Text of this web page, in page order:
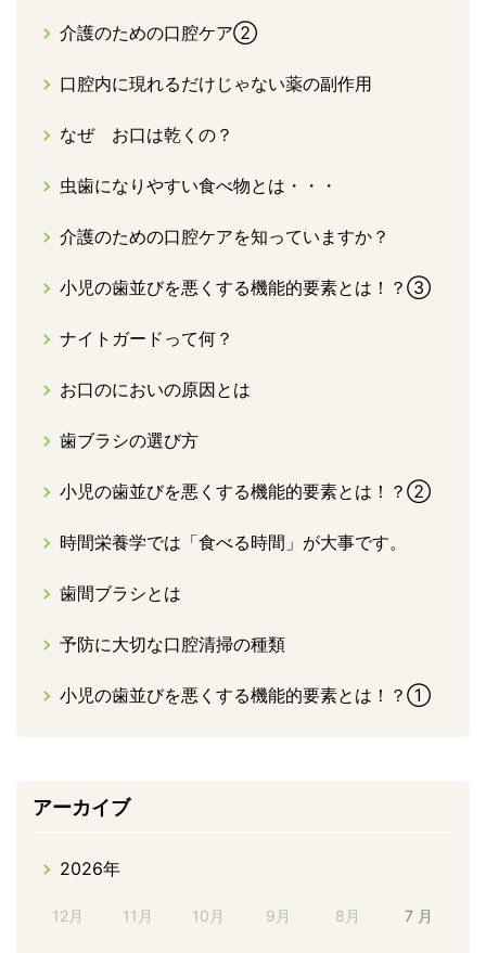
介護のための口腔ケア②
口腔内に現れるだけじゃない薬の副作用
なぜ お口は乾くの？
虫歯になりやすい食べ物とは・・・
介護のための口腔ケアを知っていますか？
小児の歯並びを悪くする機能的要素とは！？③
ナイトガードって何？
お口のにおいの原因とは
歯ブラシの選び方
小児の歯並びを悪くする機能的要素とは！？②
時間栄養学では「食べる時間」が大事です。
歯間ブラシとは
予防に大切な口腔清掃の種類
小児の歯並びを悪くする機能的要素とは！？①
アーカイブ
2026年
12月 11月 10月 9月 8月 7 月